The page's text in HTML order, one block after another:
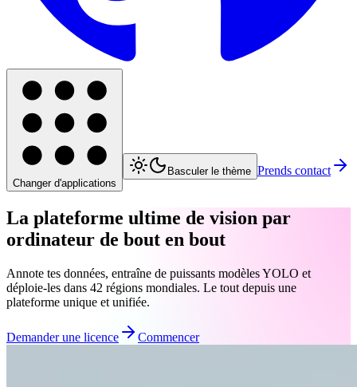
Changer d'applications
Basculer le thème Prends contact
La plateforme ultime de vision par
ordinateur de bout en bout
Annote tes données, entraîne de puissants modèles YOLO et
déploie-les dans 42 régions mondiales. Le tout depuis une
plateforme unique et unifiée.
Demander une licence Commencer